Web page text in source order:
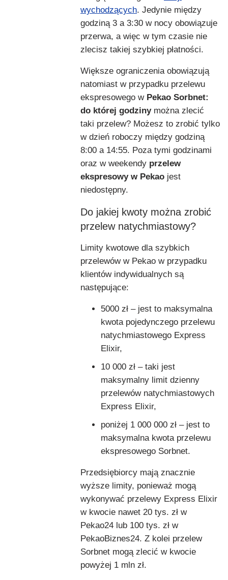
wychodzących. Jedynie między
godziną 3 a 3:30 w nocy obowiązuje
przerwa, a więc w tym czasie nie
zlecisz takiej szybkiej płatności.
Większe ograniczenia obowiązują
natomiast w przypadku przelewu
ekspresowego w Pekao Sorbnet:
do której godzinymożna zlecić
taki przelew? Możesz to zrobić tylko
w dzień roboczy między godziną
8:00 a 14:55. Poza tymi godzinami
oraz w weekendy przelew
ekspresowy w Pekao jest
niedostępny.
Do jakiej kwoty można zrobić
przelew natychmiastowy?
Limity kwotowe dla szybkich
przelewów w Pekao w przypadku
klientów indywidualnych są
następujące:
5000 zł – jest to maksymalna
kwota pojedynczego przelewu
natychmiastowego Express
Elixir,
10 000 zł – taki jest
maksymalny limit dzienny
przelewów natychmiastowych
Express Elixir,
poniżej 1 000 000 zł – jest to
maksymalna kwota przelewu
ekspresowego Sorbnet.
Przedsiębiorcy mają znacznie
wyższe limity, ponieważ mogą
wykonywać przelewy Express Elixir
w kwocie nawet 20 tys. zł w
Pekao24 lub 100 tys. zł w
PekaoBiznes24. Z kolei przelew
Sorbnet mogą zlecić w kwocie
powyżej 1 mln zł.